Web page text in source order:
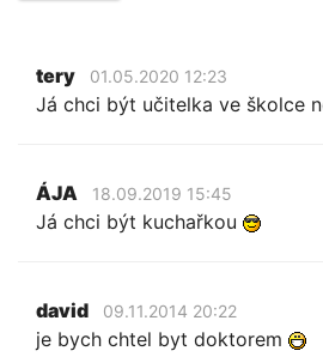
tery 01.05.2020 12:23
Já chci být učitelka ve školce
ÁJA 18.09.2019 15:45
Já chci být kuchařkou
david 09.11.2014 20:22
je bych chtel byt doktorem